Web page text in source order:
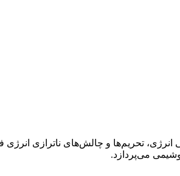
تحریم‌ها و چالش‌های ناترازی انرژی
می‌پردازد.